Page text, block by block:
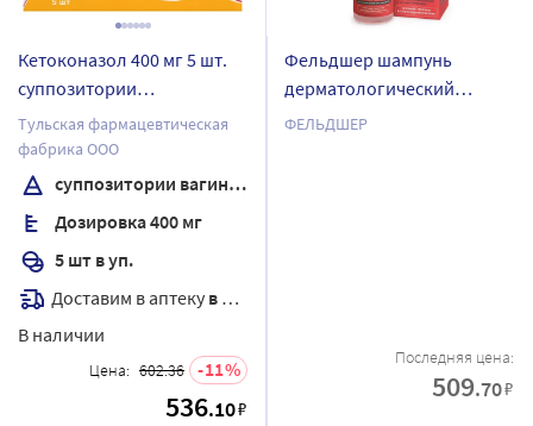
Кетоконазол 400 мг 5 шт.
суппозитории
вагинальные
Тульская фармацевтическая
фабрика ООО
суппозитории вагинальные
Дозировка 400 мг
5 шт в уп.
Доставим в аптеку в течение 7 дней
В наличии
Цена: 602.36 11
536.10₽
Фельдшер шампунь
дерматологический
кетоконазол 2% против
ФЕЛЬДШЕР
Последняя цена:
509.70₽